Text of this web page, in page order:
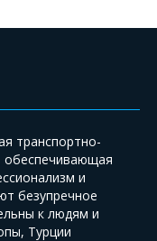
транспортно-
обеспечивающая
и
безупречное
к людям и
Турции